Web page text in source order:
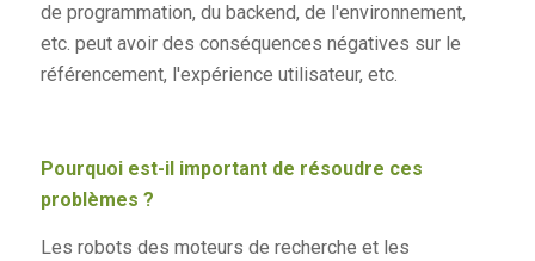
de programmation, du backend, de l'environnement,
etc. peut avoir des conséquences négatives sur le
référencement, l'expérience utilisateur, etc.
Pourquoi est-il important de résoudre ces
problèmes ?
Les robots des moteurs de recherche et les